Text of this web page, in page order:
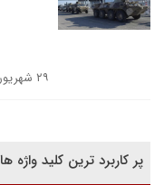
۲۹ شهریور ۱۴۰۱
پر کاربرد ترین کلید واژه ها